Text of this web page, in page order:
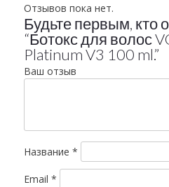
Отзывов пока нет.
Будьте первым, кто
“Ботокс для волос
Platinum V3 100 ml.”
Ваш отзыв
Название *
Email *